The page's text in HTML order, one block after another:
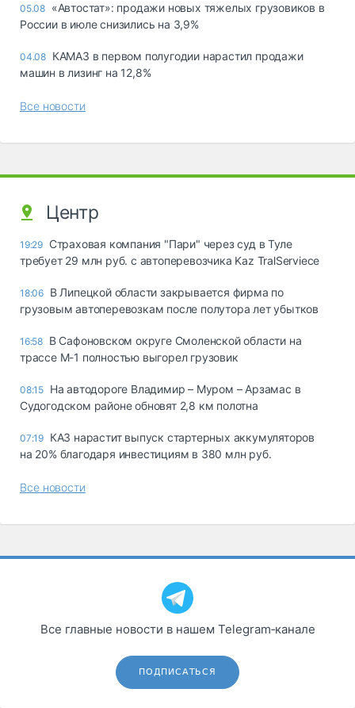
05.08 «Автостат»: продажи новых тяжелых грузовиков в
России в июле снизились на 3,9%
04.08 КАМАЗ в первом полугодии нарастил продажи
машин в лизинг на 12,8%
Все новости
Центр
19:29 Страховая компания "Пари" через суд в Туле
требует 29 млн руб. с автоперевозчика Kaz TralServiece
18:06 В Липецкой области закрывается фирма по
грузовым автоперевозкам после полутора лет убытков
16:58 В Сафоновском округе Смоленской области на
трассе М-1 полностью выгорел грузовик
08:15 На автодороге Владимир – Муром – Арзамас в
Судогодском районе обновят 2,8 км полотна
07:19 КАЗ нарастит выпуск стартерных аккумуляторов
на 20% благодаря инвестициям в 380 млн руб.
Все новости
Все главные новости в нашем Telegram‑канале
ПОДПИСАТЬСЯ